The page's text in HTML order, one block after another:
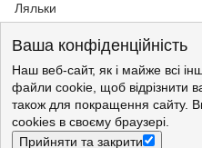
Ляльки
Ваша конфіденційність
Наш веб-сайт, як і майже всі
файли cookie, щоб відрізнити
також для покращення сайту.
cookies в своєму браузері.
Прийняти та закрити
Хлопцям>Шорти
Хлопцям>Шорти
Жінкам
ДжинсиФутболки і майки
ФутболкиМайки